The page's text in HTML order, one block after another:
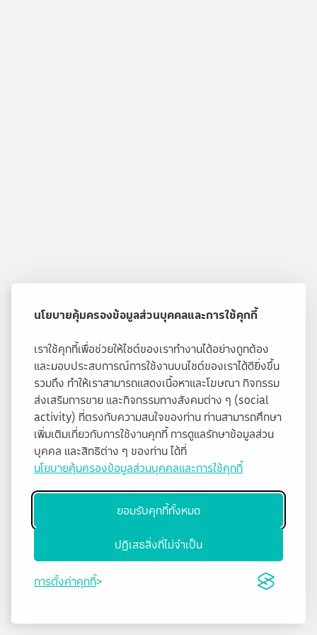
นโยบายคุ้มครองข้อมูลส่วนบุคคลและการใช้คุกกี้
เราใช้คุกกี้เพื่อช่วยให้ไซต์ของเราทำงานได้อย่างถูกต้อง
และมอบประสบการณ์การใช้งานบนไซต์ของเราได้ดียิ่งขึ้น
รวมถึง ทำให้เราสามารถแสดงเนื้อหาและโฆษณา กิจกรรม
ส่งเสริมการขาย และกิจกรรมทางสังคมต่าง ๆ (social
activity) ที่ตรงกับความสนใจของท่าน ท่านสามารถศึกษา
เพิ่มเติมเกี่ยวกับการใช้งานคุกกี้ การดูแลรักษาข้อมูลส่วน
บุคคล และสิทธิต่าง ๆ ของท่าน ได้ที่
นโยบายคุ้มครองข้อมูลส่วนบุคคลและการใช้คุกกี้
ยอมรับคุกกี้ทั้งหมด
ปฏิเสธสิ่งที่ไม่จำเป็น
การตั้งค่าคุกกี้